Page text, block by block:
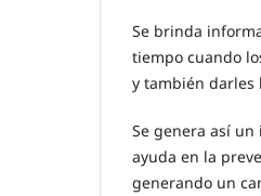
Se brinda
tiempo cuando
y también darles
Se genera así
ayuda en la
generando un